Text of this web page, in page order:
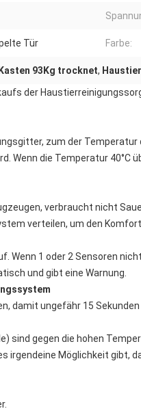
Tür Farbe:
93Kg trocknet, Haustier
der
zum der
Wenn die Temperatur
verbraucht nicht
verteilen, um den
Wenn 1 oder 2 Sensoren
und gibt eine Warnung.
damit ungefähr 15
sind gegen die hohen
irgendeine Möglichkeit gibt,